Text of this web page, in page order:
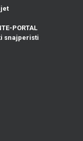
PORTAL
snajperisti